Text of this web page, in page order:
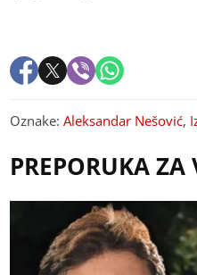
Oznake:Aleksandar Nešović,
PREPORUKA ZA